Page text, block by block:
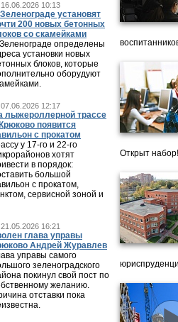
16.06.2026 10:13
установят
200 новых бетонных
со скамейками
определены
установки новых
блоков, которые
оборудуют
07.06.2026 12:17
лыжероллерной трассе
появится
с прокатом
у 17-го и 22-го
хотят
в порядок:
большой
с прокатом,
сервисной зоной и
21.05.2026 16:21
глава управы
Андрей Журавлев
управы самого
зеленоградского
покинул свой пост по
желанию.
отставки пока
Открыт набор!